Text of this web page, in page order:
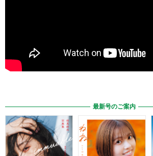
最新号のご案内